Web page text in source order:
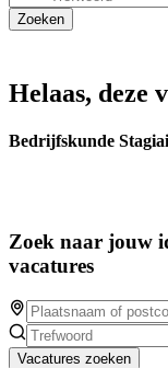
Helaas, deze
Bedrijfskunde
Zoek naar jouw
vacatures
Vacatures zoeken